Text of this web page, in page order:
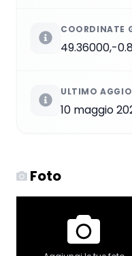
COORDINATE
49.36000,-
ULTIMO
10 maggio
Foto